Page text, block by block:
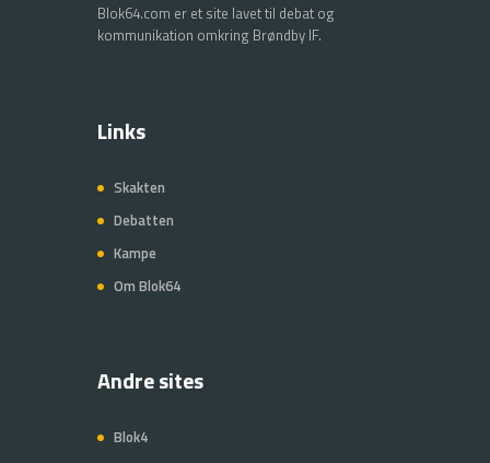
Blok64.com er et site lavet til debat og
kommunikation omkring Brøndby IF.
Links
Skakten
Debatten
Kampe
Om Blok64
Andre sites
Blok4